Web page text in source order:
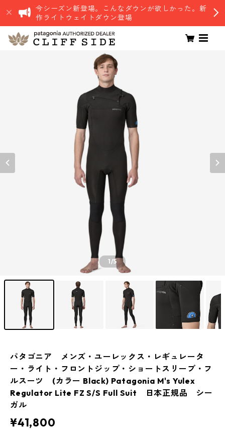
今シーズン新登場。こんなダウンが欲しかった。新
作ライトウェイトダウン登場
1/5
パタゴニア メンズ・ユーレックス・レギュレータ
ー・ライト・フロントジップ・ショートスリーブ・フ
ルスーツ (カラー Black) Patagonia M's Yulex
Regulator Lite FZ S/S Full Suit 日本正規品 シー
ガル
¥41,800